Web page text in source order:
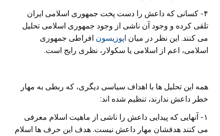
۴- کسانی که داعش را دست پخت جمهوری اسلامی ایران
تلقی کرده و وجود آن ناشی از وجود جمهوری اسلامی تحلیل
می کنند. این نظر در میان اپوزیسون افراطی جمهوری
اسلامی، اعم از اسلامی یا سکولار، نظری رایج است.
همه این تحلیل ها با اهداف سیاسی دیگری، که ربطی به مهار
خطر داعش ندارند، تنظیم شده اند:
۱- آنهایی که پیدایی داعش را ناشی از ماهیت اسلام معرفی
می کنند هدفشان مهار داعش نیست. هدف این حرف ها اسلام